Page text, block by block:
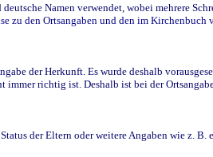
Namen verwendet, wobei mehrere
zu den Ortsangaben und den im Kirchenbuch
der Herkunft. Es wurde deshalb
richtig ist. Deshalb ist bei der
der Eltern oder weitere Angaben wie z. B.